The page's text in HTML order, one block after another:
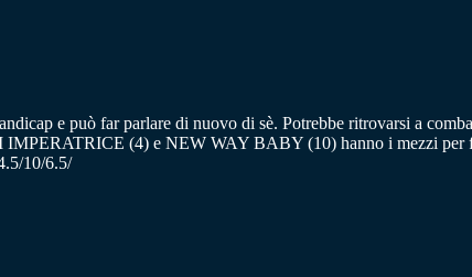
e può far parlare di nuovo di sè. Potrebbe ritrovarsi a
(4) e NEW WAY BABY (10) hanno i mezzi per
10/6.5/